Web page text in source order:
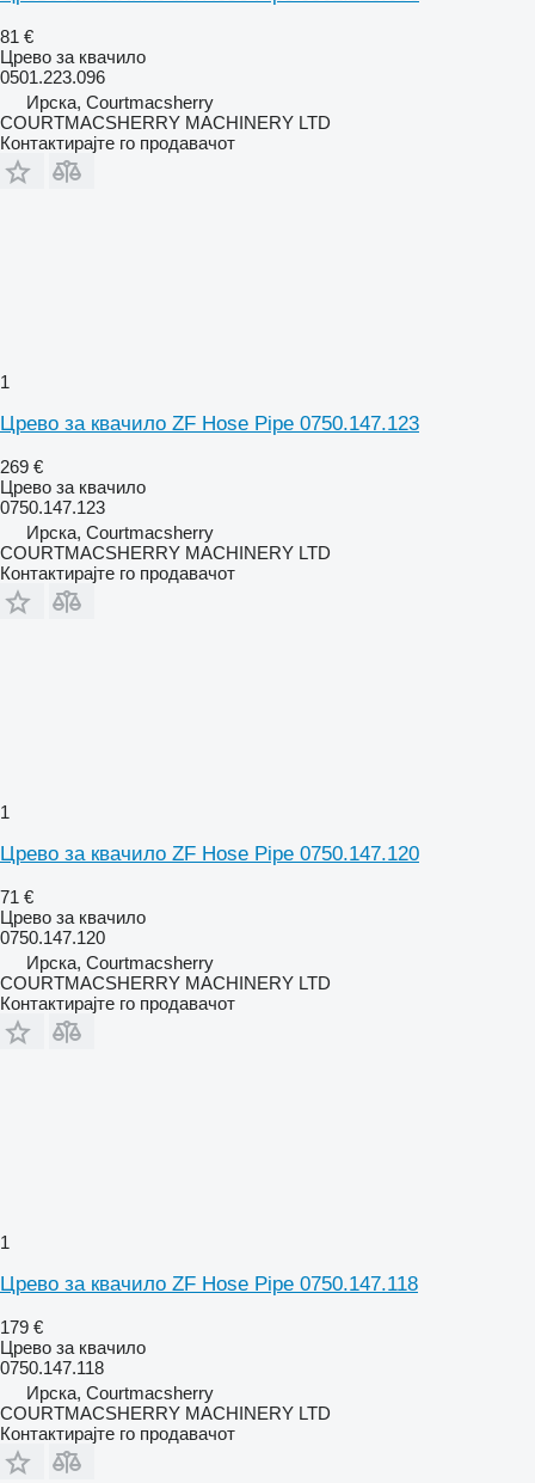
81 €
Црево за квачило
0501.223.096
Ирска, Courtmacsherry
COURTMACSHERRY MACHINERY LTD
Контактирајте го продавачот
1
Црево за квачило ZF Hose Pipe 0750.147.123
269 €
Црево за квачило
0750.147.123
Ирска, Courtmacsherry
COURTMACSHERRY MACHINERY LTD
Контактирајте го продавачот
1
Црево за квачило ZF Hose Pipe 0750.147.120
71 €
Црево за квачило
0750.147.120
Ирска, Courtmacsherry
COURTMACSHERRY MACHINERY LTD
Контактирајте го продавачот
1
Црево за квачило ZF Hose Pipe 0750.147.118
179 €
Црево за квачило
0750.147.118
Ирска, Courtmacsherry
COURTMACSHERRY MACHINERY LTD
Контактирајте го продавачот